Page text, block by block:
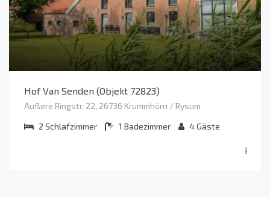
Hof Van Senden (Objekt 72823)
Äußere Ringstr. 22, 26736 Krummhörn / Rysum
2 Schlafzimmer 1 Badezimmer 4Gäste